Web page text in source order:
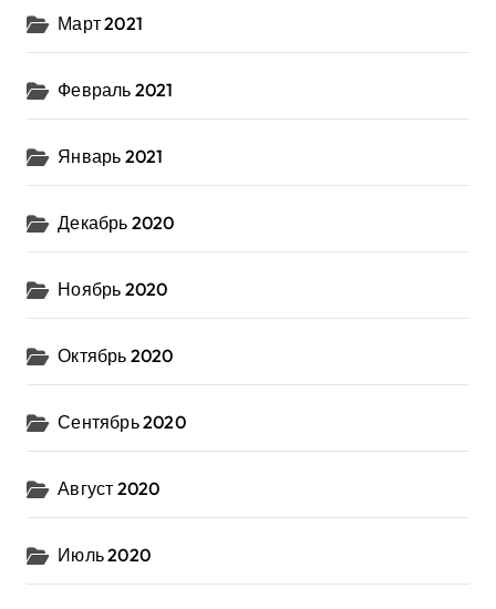
Март 2021
Февраль 2021
Январь 2021
Декабрь 2020
Ноябрь 2020
Октябрь 2020
Сентябрь 2020
Август 2020
Июль 2020